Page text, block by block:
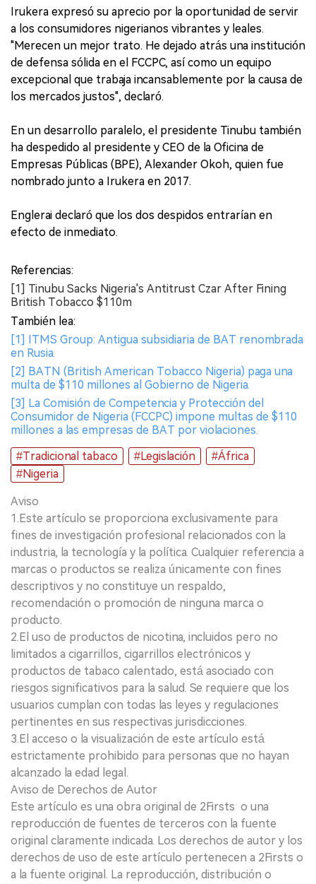
Irukera expresó su aprecio por la oportunidad de servir
a los consumidores nigerianos vibrantes y leales.
"Merecen un mejor trato. He dejado atrás una institución
de defensa sólida en el FCCPC, así como un equipo
excepcional que trabaja incansablemente por la causa de
los mercados justos", declaró.
En un desarrollo paralelo, el presidente Tinubu también
ha despedido al presidente y CEO de la Oficina de
Empresas Públicas (BPE), Alexander Okoh, quien fue
nombrado junto a Irukera en 2017.
Englerai declaró que los dos despidos entrarían en
efecto de inmediato.
Referencias:
[1] Tinubu Sacks Nigeria's Antitrust Czar After Fining
British Tobacco $110m
También lea:
[1] ITMS Group: Antigua subsidiaria de BAT renombrada
en Rusia.
[2] BATN (British American Tobacco Nigeria) paga una
multa de $110 millones al Gobierno de Nigeria.
[3] La Comisión de Competencia y Protección del
Consumidor de Nigeria (FCCPC) impone multas de $110
millones a las empresas de BAT por violaciones.
#Tradicional tabaco
#Legislación
#África
#Nigeria
Aviso
1.Este artículo se proporciona exclusivamente para
fines de investigación profesional relacionados con la
industria, la tecnología y la política. Cualquier referencia a
marcas o productos se realiza únicamente con fines
descriptivos y no constituye un respaldo,
recomendación o promoción de ninguna marca o
producto.
2.El uso de productos de nicotina, incluidos pero no
limitados a cigarrillos, cigarrillos electrónicos y
productos de tabaco calentado, está asociado con
riesgos significativos para la salud. Se requiere que los
usuarios cumplan con todas las leyes y regulaciones
pertinentes en sus respectivas jurisdicciones.
3.El acceso o la visualización de este artículo está
estrictamente prohibido para personas que no hayan
alcanzado la edad legal.
Aviso de Derechos de Autor
Este artículo es una obra original de 2Firsts o una
reproducción de fuentes de terceros con la fuente
original claramente indicada. Los derechos de autor y los
derechos de uso de este artículo pertenecen a 2Firsts o
a la fuente original. La reproducción, distribución o